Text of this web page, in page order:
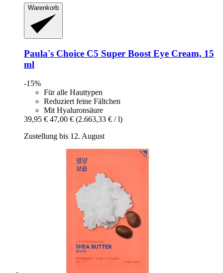
Warenkorb
Paula's Choice C5 Super Boost Eye Cream, 15
ml
-15%
Für alle Hauttypen
Reduziert feine Fältchen
Mit Hyaluronsäure
39,95 € 47,00 € (2.663,33 € / l)
Zustellung bis 12. August